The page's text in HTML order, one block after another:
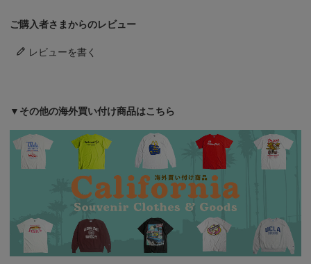
ご購入者さまからのレビュー
レビューを書く
▼その他の海外買い付け商品はこちら